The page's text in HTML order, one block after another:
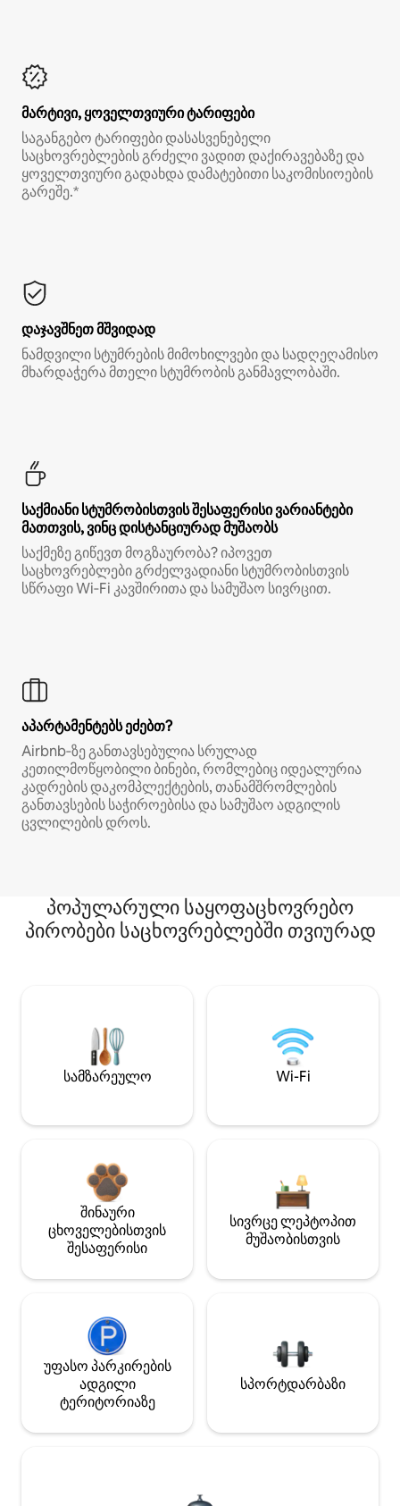
მარტივი, ყოველთვიური ტარიფები
საგანგებო ტარიფები დასასვენებელი
საცხოვრებლების გრძელი ვადით დაქირავებაზე და
ყოველთვიური გადახდა დამატებითი საკომისიოების
გარეშე.*
დაჯავშნეთ მშვიდად
ნამდვილი სტუმრების მიმოხილვები და სადღეღამისო
მხარდაჭერა მთელი სტუმრობის განმავლობაში.
საქმიანი სტუმრობისთვის შესაფერისი ვარიანტები
მათთვის, ვინც დისტანციურად მუშაობს
საქმეზე გიწევთ მოგზაურობა? იპოვეთ
საცხოვრებლები გრძელვადიანი სტუმრობისთვის
სწრაფი Wi‑Fi კავშირითა და სამუშაო სივრცით.
აპარტამენტებს ეძებთ?
Airbnb‑ზე განთავსებულია სრულად
კეთილმოწყობილი ბინები, რომლებიც იდეალურია
კადრების დაკომპლექტების, თანამშრომლების
განთავსების საჭიროებისა და სამუშაო ადგილის
ცვლილების დროს.
პოპულარული საყოფაცხოვრებო
პირობები საცხოვრებლებში თვიურად
სამზარეულო Wi-Fi
შინაური
ცხოველებისთვის
შესაფერისი
სივრცე ლეპტოპით
მუშაობისთვის
უფასო პარკირების
ადგილი
ტერიტორიაზე
სპორტდარბაზი